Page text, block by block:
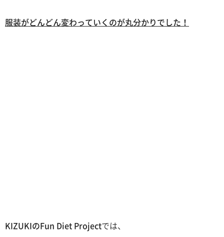
服装がどんどん変わっていくのが丸分かりでした！
KIZUKIのFun Diet Projectでは、